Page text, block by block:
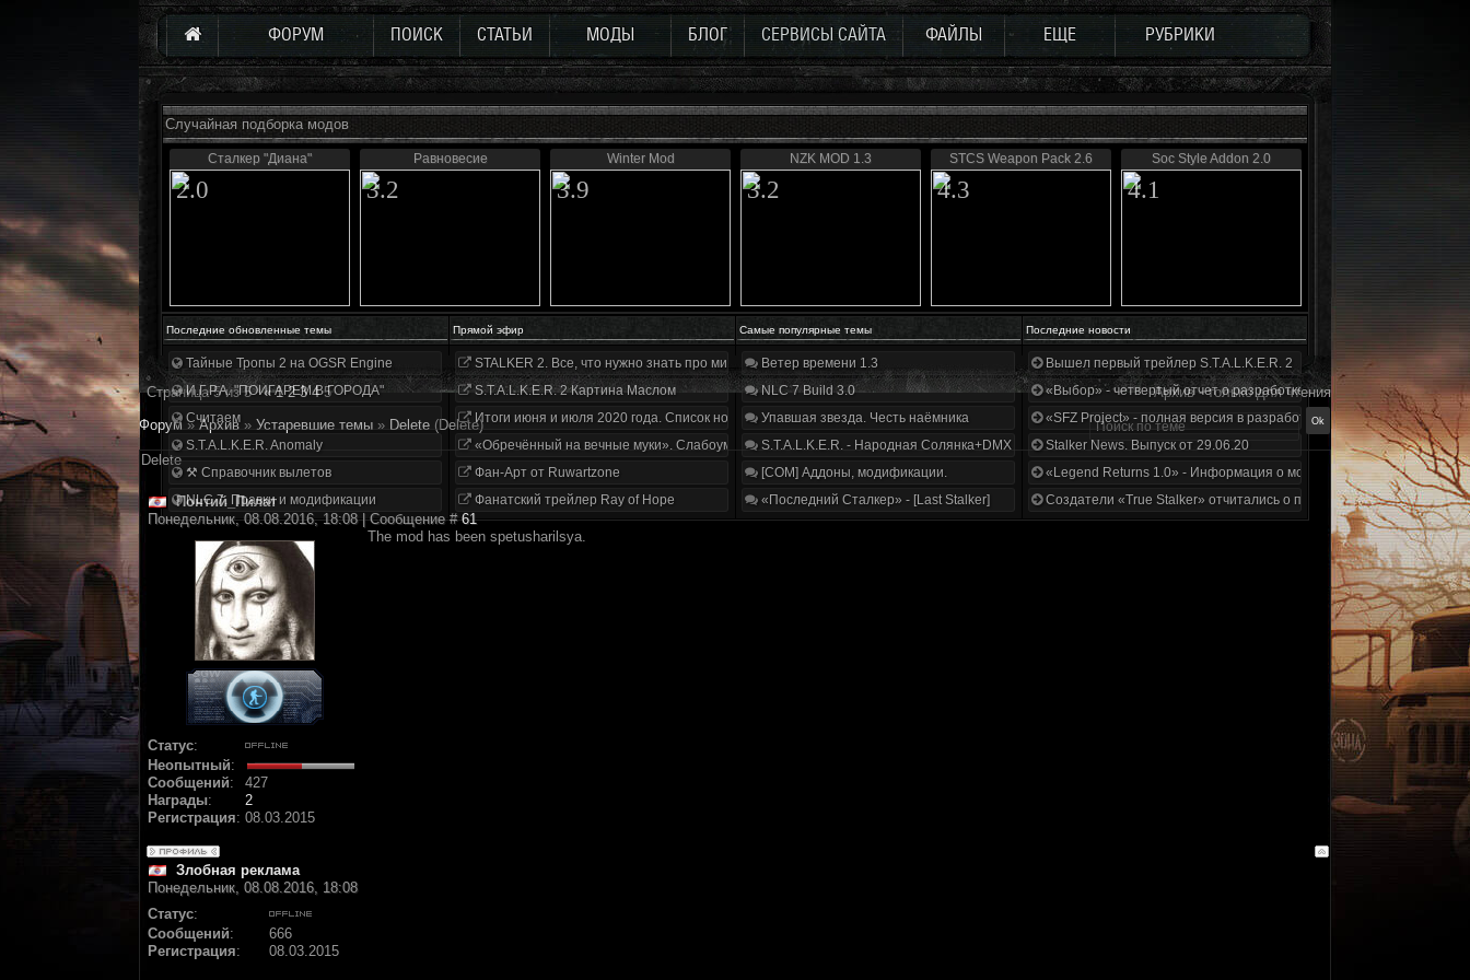
ФОРУМ ПОИСК СТАТЬИ МОДЫ БЛОГ СЕРВИСЫ САЙТА ФАЙЛЫ ЕЩЕ РУБРИКИ
Случайная подборка модов
Сталкер "Диана"
2.0
Равновесие
3.2
Winter Mod
3.9
NZK MOD 1.3
3.2
STCS Weapon Pack 2.6
4.3
Soc Style Addon 2.0
4.1
Последние обновленные темы Прямой эфир Самые популярные темы Последние новости
Тайные Тропы 2 на OGSR Engine
И.Г.Р.А. "ПОИГАРЕМ В ГОРОДА"
Считаем
S.T.A.L.K.E.R. Anomaly
⚒ Справочник вылетов
NLC 7. Правки и модификации
STALKER 2. Все, что нужно знать про мир, геймплей и сюжет | Разбор трейлера
S.T.A.L.K.E.R. 2 Картина Маслом
Итоги июня и июля 2020 года. Список нововведений
«Обречённый на вечные муки». Слабоумие и отвага
Фан-Арт от Ruwartzone
Фанатский трейлер Ray of Hope
Ветер времени 1.3
NLC 7 Build 3.0
Упавшая звезда. Честь наёмника
S.T.A.L.K.E.R. - Народная Солянка+DMX 1.3.5.ООП.МА.К.
[COM] Аддоны, модификации.
«Последний Сталкер» - [Last Stalker]
Вышел первый трейлер S.T.A.L.K.E.R. 2
«Выбор» - четвертый отчет о разработке!
«SFZ Project» - полная версия в разработке!
Stalker News. Выпуск от 29.06.20
«Legend Returns 1.0» - Информация о моде за июнь 2020
Создатели «True Stalker» отчитались о проделанной работе
Страница5из5 « 1 2 3 4 5
Архив - только для чтения
Форум » Архив » Устаревшие темы » Delete (Delete)
Delete
Понтий_Пилат
Понедельник, 08.08.2016, 18:08 | Сообщение #61
Статус:
Неопытный:
Сообщений:
427
Награды:
2
Регистрация: 08.03.2015
The mod has been spetusharilsya.
Злобная реклама
Понедельник, 08.08.2016, 18:08
Статус:
Сообщений:
666
Регистрация: 08.03.2015